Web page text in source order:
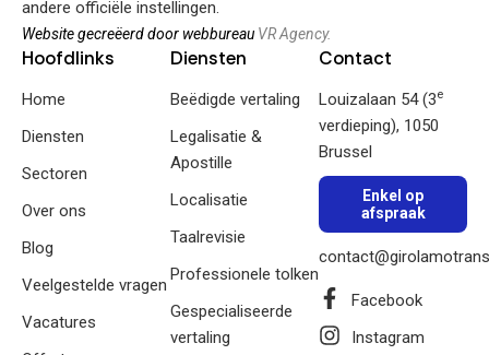
andere officiële instellingen.
Website gecreëerd door webbureau VR Agency.
Hoofdlinks
Home
Diensten
Sectoren
Over ons
Blog
Veelgestelde vragen
Vacatures
Diensten
Beëdigde vertaling
Legalisatie &
Apostille
Localisatie
Taalrevisie
Professionele tolken
Gespecialiseerde
vertaling
Contact
Louizalaan 54 (3e
verdieping), 1050
Brussel
Enkel op
afspraak
Facebook
Instagram